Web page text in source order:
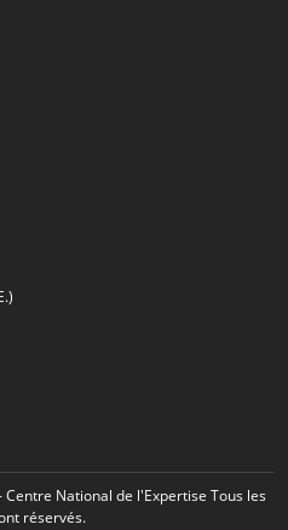
National de l'Expertise Tous les
réservés.